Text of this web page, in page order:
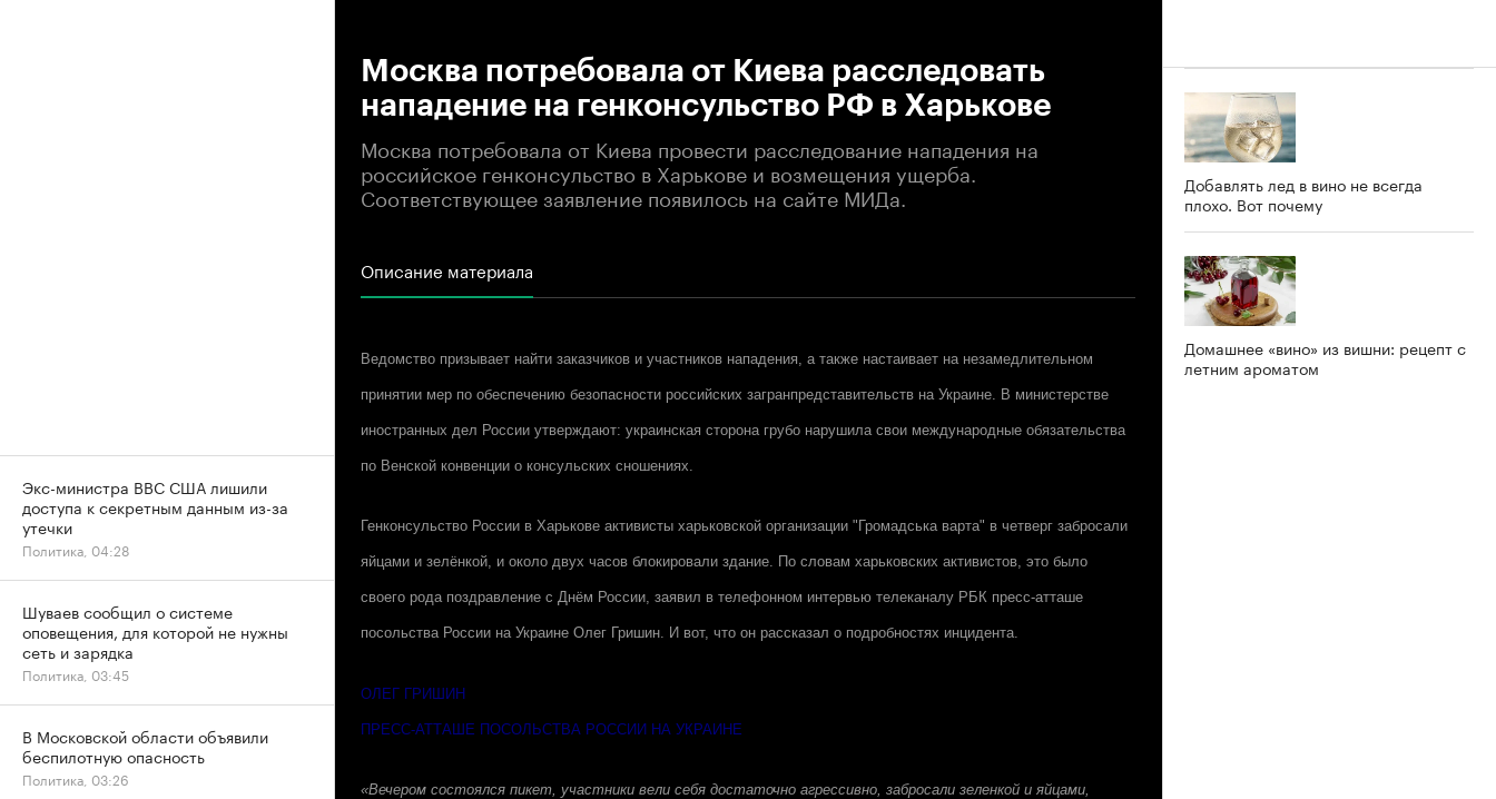
Москва потребовала от Киева расследовать
нападение на генконсульство РФ в Харькове
Москва потребовала от Киева провести расследование нападения на
российское генконсульство в Харькове и возмещения ущерба.
Соответствующее заявление появилось на сайте МИДа.
Описание материала
Ведомство призывает найти заказчиков и участников нападения, а также настаивает на незамедлительном
принятии мер по обеспечению безопасности российских загранпредставительств на Украине. В министерстве
иностранных дел России утверждают: украинская сторона грубо нарушила свои международные обязательства
по Венской конвенции о консульских сношениях.
Генконсульство России в Харькове активисты харьковской организации "Громадська варта" в четверг забросали
яйцами и зелёнкой, и около двух часов блокировали здание. По словам харьковских активистов, это было
своего рода поздравление с Днём России, заявил в телефонном интервью телеканалу РБК пресс-атташе
посольства России на Украине Олег Гришин. И вот, что он рассказал о подробностях инцидента.
ОЛЕГ ГРИШИН
ПРЕСС-АТТАШЕ ПОСОЛЬСТВА РОССИИ НА УКРАИНЕ
«Вечером состоялся пикет, участники вели себя достаточно агрессивно, забросали зеленкой и яйцами,
Добавлять лед в вино не всегда
плохо. Вот почему
Домашнее «вино» из вишни: рецепт с
летним ароматом
Экс-министра ВВС США лишили
доступа к секретным данным из-за
утечки
Политика, 04:28
Шуваев сообщил о системе
оповещения, для которой не нужны
сеть и зарядка
Политика, 03:45
В Московской области объявили
беспилотную опасность
Политика, 03:26